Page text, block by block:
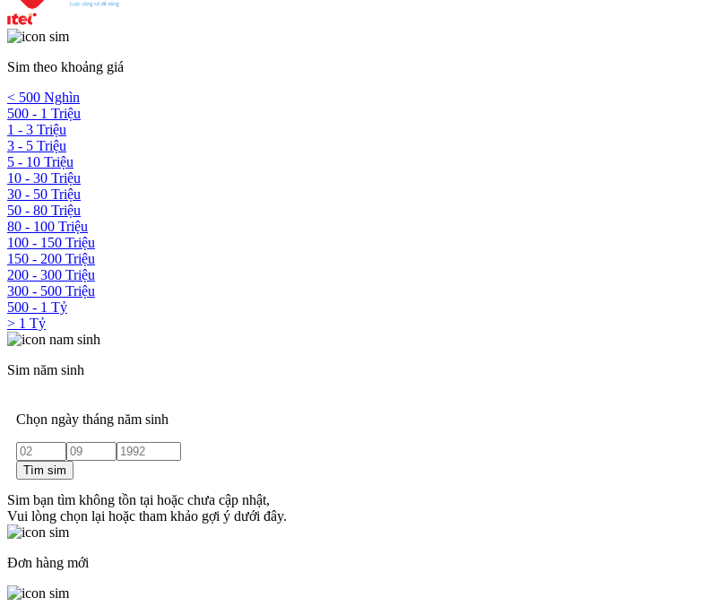
Sim theo khoảng giá
< 500 Nghìn
500 - 1 Triệu
1 - 3 Triệu
3 - 5 Triệu
5 - 10 Triệu
10 - 30 Triệu
30 - 50 Triệu
50 - 80 Triệu
80 - 100 Triệu
100 - 150 Triệu
150 - 200 Triệu
200 - 300 Triệu
300 - 500 Triệu
500 - 1 Tỷ
> 1 Tỷ
Sim năm sinh
Chọn ngày tháng năm sinh
Tìm sim
Sim bạn tìm không tồn tại hoặc chưa cập nhật,
Vui lòng chọn lại hoặc tham khảo gợi ý dưới đây.
Đơn hàng mới